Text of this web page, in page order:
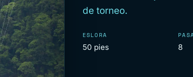
de torneo.
ESLORA
50 pies 8